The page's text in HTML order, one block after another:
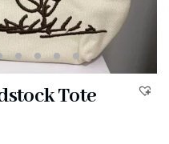
Tote